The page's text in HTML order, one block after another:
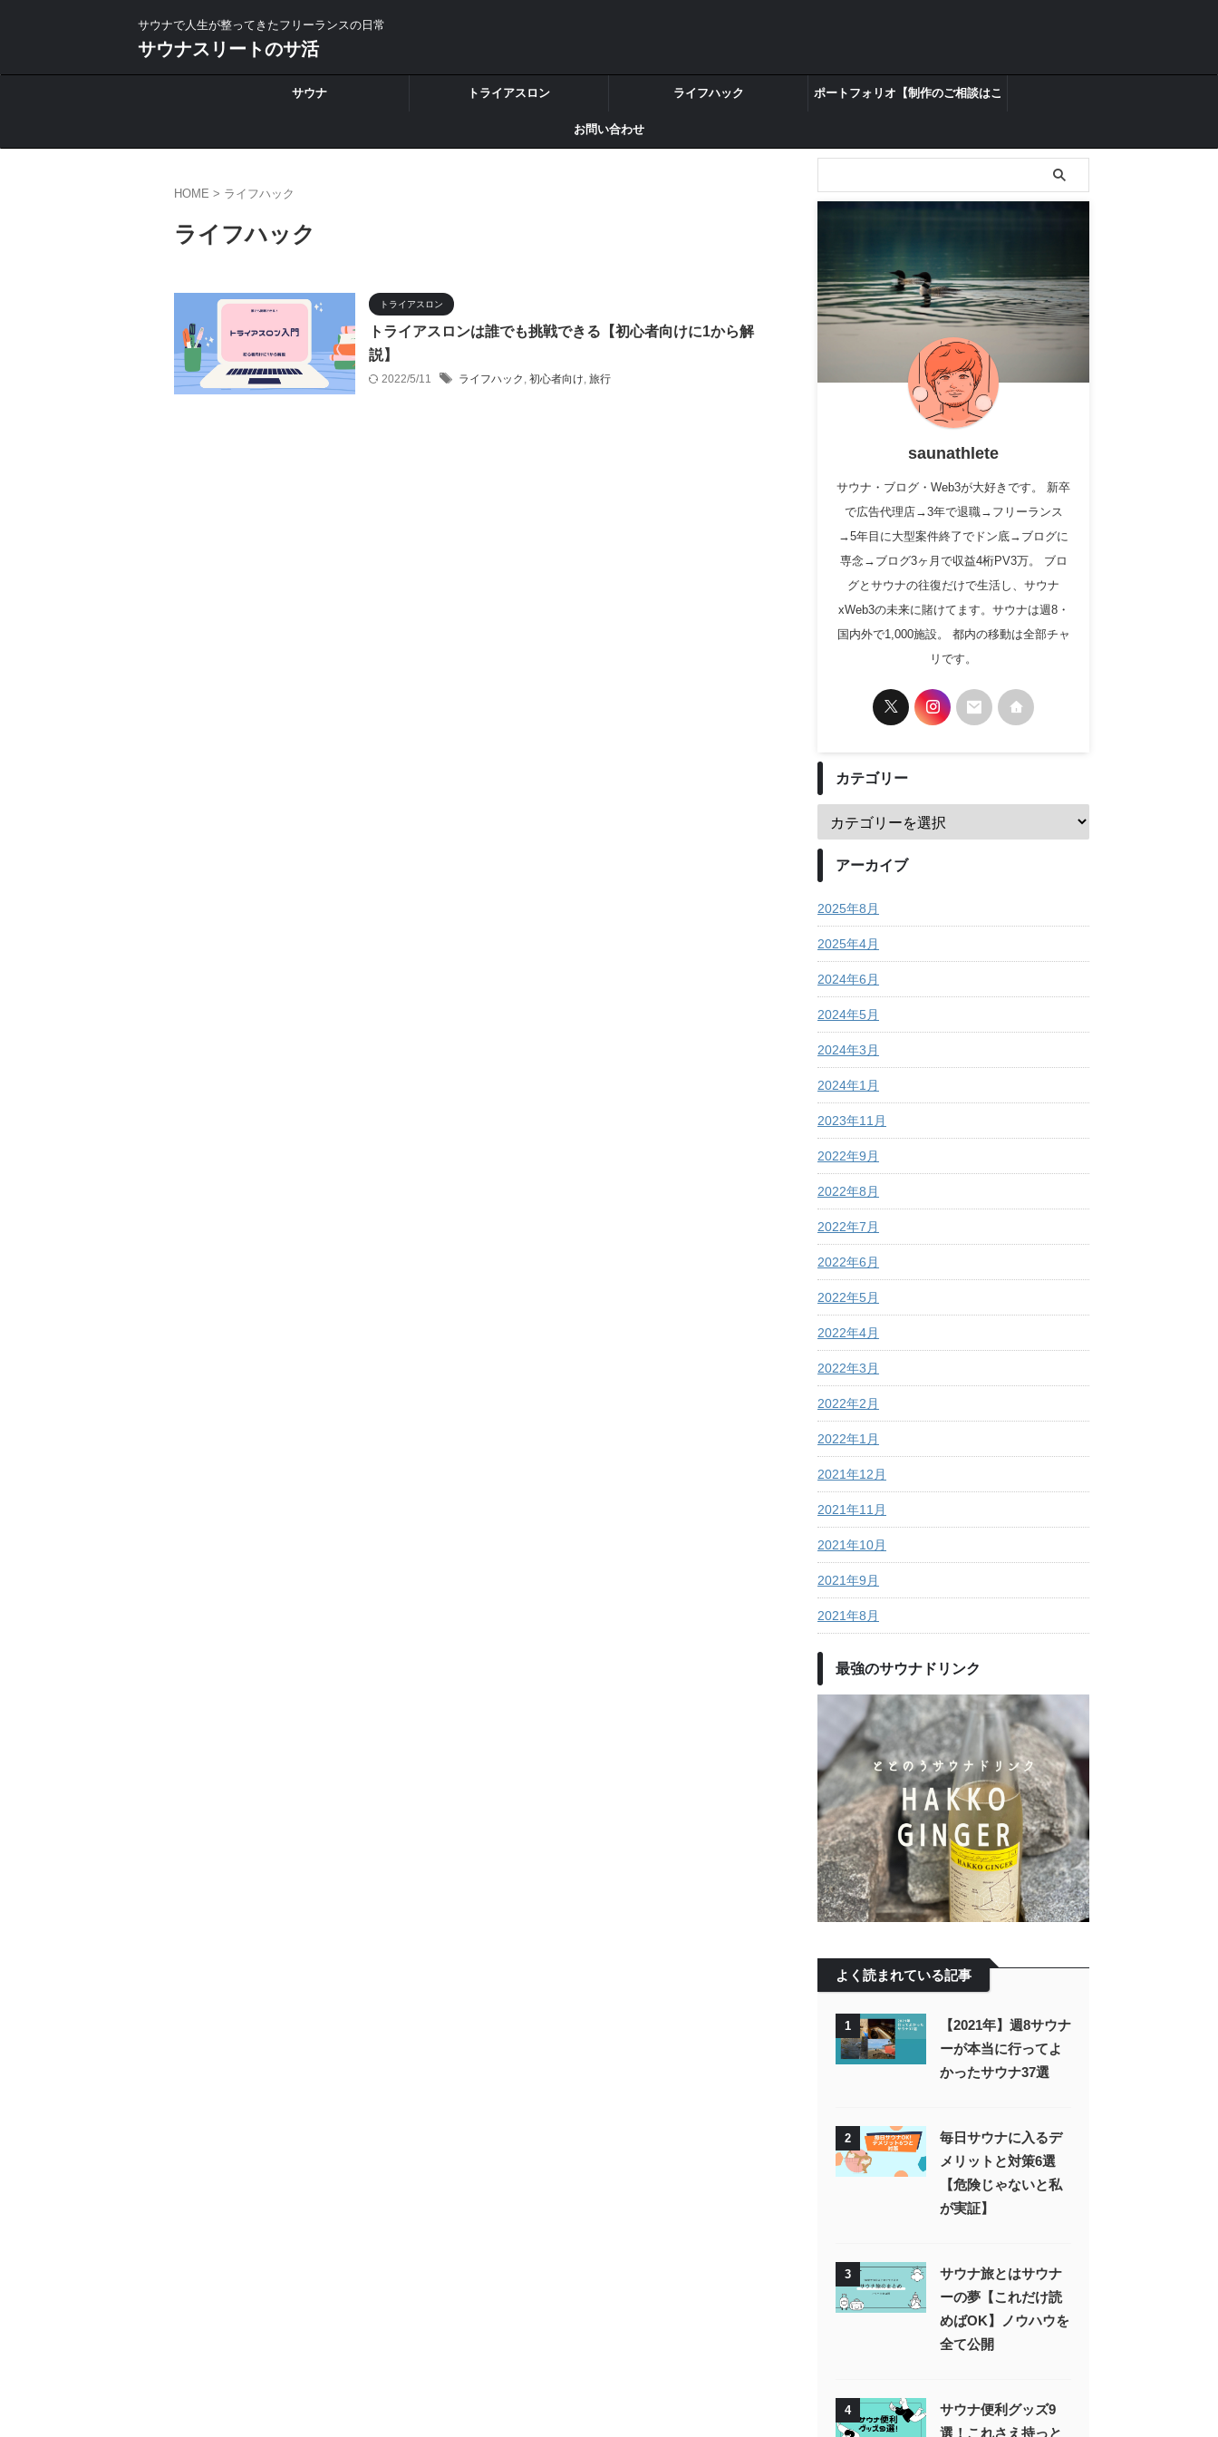
サウナで人生が整ってきたフリーランスの日常
サウナスリートのサ活
サウナ トライアスロン ライフハック ポートフォリオ【制作のご相談はこ
お問い合わせ
HOME > ライフハック
ライフハック
トライアスロン
トライアスロンは誰でも挑戦できる【初心者向けに1から解
説】
2022/5/11 ライフハック , 初心者向け, 旅行
saunathlete
サウナ・ブログ・Web3が大好きです。 新卒
で広告代理店→3年で退職→フリーランス
→5年目に大型案件終了でドン底→ブログに
専念→ブログ3ヶ月で収益4桁PV3万。 ブロ
グとサウナの往復だけで生活し、サウナ
xWeb3の未来に賭けてます。サウナは週8・
国内外で1,000施設。 都内の移動は全部チャ
リです。
カテゴリー
アーカイブ
2025年8月
2025年4月
2024年6月
2024年5月
2024年3月
2024年1月
2023年11月
2022年9月
2022年8月
2022年7月
2022年6月
2022年5月
2022年4月
2022年3月
2022年2月
2022年1月
2021年12月
2021年11月
2021年10月
2021年9月
2021年8月
最強のサウナドリンク
よく読まれている記事
1
【2021年】週8サウナ
ーが本当に行ってよ
かったサウナ37選
2
毎日サウナに入るデ
メリットと対策6選
【危険じゃないと私
が実証】
3
サウナ旅とはサウナ
ーの夢【これだけ読
めばOK】ノウハウを
全て公開
4
サウナ便利グッズ9
選！これさえ持っと